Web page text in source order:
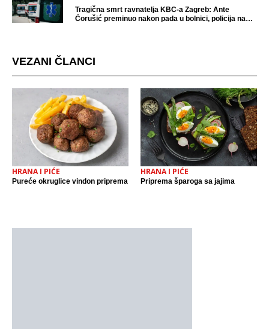
Tragična smrt ravnatelja KBC-a Zagreb: Ante
Ćorušić preminuo nakon pada u bolnici, policija na
VEZANI ČLANCI
HRANA I PIĆE
Pureće okruglice vindon priprema
HRANA I PIĆE
Priprema šparoga sa jajima